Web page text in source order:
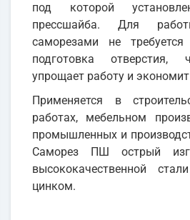
под которой
прессшайба. Для
саморезами не требуется
подготовка отверстия,
упрощает работу и
Применяется в
работах, мебельном
промышленных и
Саморез ПШ острый
высококачественной
цинком.